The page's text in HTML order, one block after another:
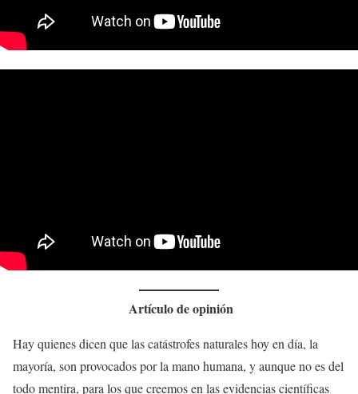
Artículo de opinión
Hay quienes dicen que las catástrofes naturales hoy en día, la
mayoría, son provocados por la mano humana, y aunque no es del
todo mentira, para los que creemos en las evidencias científicas